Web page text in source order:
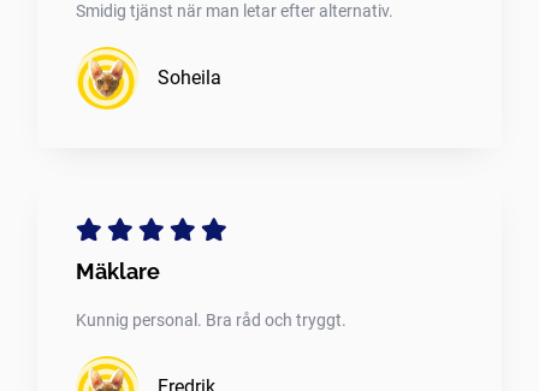
Smidig tjänst när man letar efter alternativ.
Soheila
Mäklare
Kunnig personal. Bra råd och tryggt.